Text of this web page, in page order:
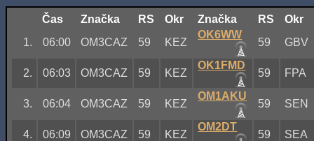
Čas Značka RS Okr Značka RS
Okr
1.
06:00 OM3CAZ 59 KEZ
OK6WW
59 GBV
2. 06:03 OM3CAZ 59 KEZ
OK1FMD
59 FPA
3. 06:04 OM3CAZ 59 KEZ
OM1AKU
59 SEN
4. 06:09 OM3CAZ 59 KEZ
OM2DT
59 SEA